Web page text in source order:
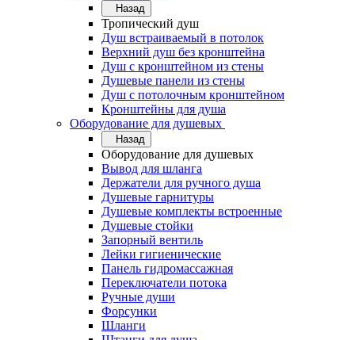
Назад
Тропический душ
Душ встраиваемый в потолок
Верхний душ без кронштейна
Душ с кронштейном из стены
Душевые панели из стены
Душ с потолочным кронштейном
Кронштейны для душа
Оборудование для душевых
Назад
Оборудование для душевых
Вывод для шланга
Держатели для ручного душа
Душевые гарнитуры
Душевые комплекты встроенные
Душевые стойки
Запорный вентиль
Лейки гигиенические
Панель гидромассажная
Переключатели потока
Ручные души
Форсунки
Шланги